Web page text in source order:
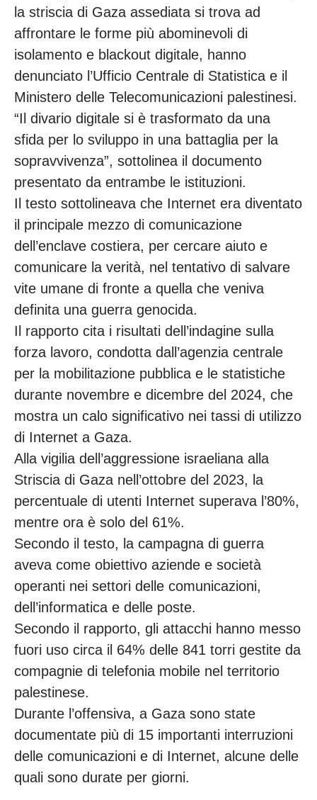
la striscia di Gaza assediata si trova ad
affrontare le forme più abominevoli di
isolamento e blackout digitale, hanno
denunciato l’Ufficio Centrale di Statistica e il
Ministero delle Telecomunicazioni palestinesi.
“Il divario digitale si è trasformato da una
sfida per lo sviluppo in una battaglia per la
sopravvivenza”, sottolinea il documento
presentato da entrambe le istituzioni.
Il testo sottolineava che Internet era diventato
il principale mezzo di comunicazione
dell’enclave costiera, per cercare aiuto e
comunicare la verità, nel tentativo di salvare
vite umane di fronte a quella che veniva
definita una guerra genocida.
Il rapporto cita i risultati dell’indagine sulla
forza lavoro, condotta dall’agenzia centrale
per la mobilitazione pubblica e le statistiche
durante novembre e dicembre del 2024, che
mostra un calo significativo nei tassi di utilizzo
di Internet a Gaza.
Alla vigilia dell’aggressione israeliana alla
Striscia di Gaza nell’ottobre del 2023, la
percentuale di utenti Internet superava l’80%,
mentre ora è solo del 61%.
Secondo il testo, la campagna di guerra
aveva come obiettivo aziende e società
operanti nei settori delle comunicazioni,
dell’informatica e delle poste.
Secondo il rapporto, gli attacchi hanno messo
fuori uso circa il 64% delle 841 torri gestite da
compagnie di telefonia mobile nel territorio
palestinese.
Durante l’offensiva, a Gaza sono state
documentate più di 15 importanti interruzioni
delle comunicazioni e di Internet, alcune delle
quali sono durate per giorni.